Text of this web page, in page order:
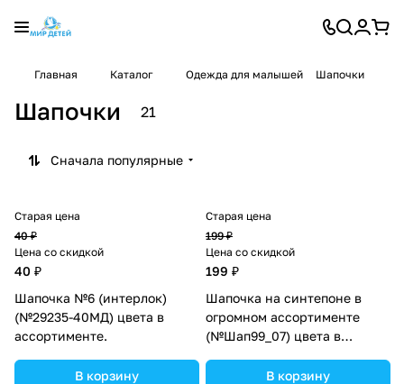
Главная Каталог Одежда для малышей Шапочки
Шапочки 21
Сначала популярные
Старая цена
40 ₽
Цена со скидкой
40 ₽
Шапочка №6 (интерлок)
(№29235-40МД) цвета в
ассортименте.
В корзину
Старая цена
199 ₽
Цена со скидкой
199 ₽
Шапочка на синтепоне в
огромном ассортименте
(№Шап99_07) цвета в
В корзину